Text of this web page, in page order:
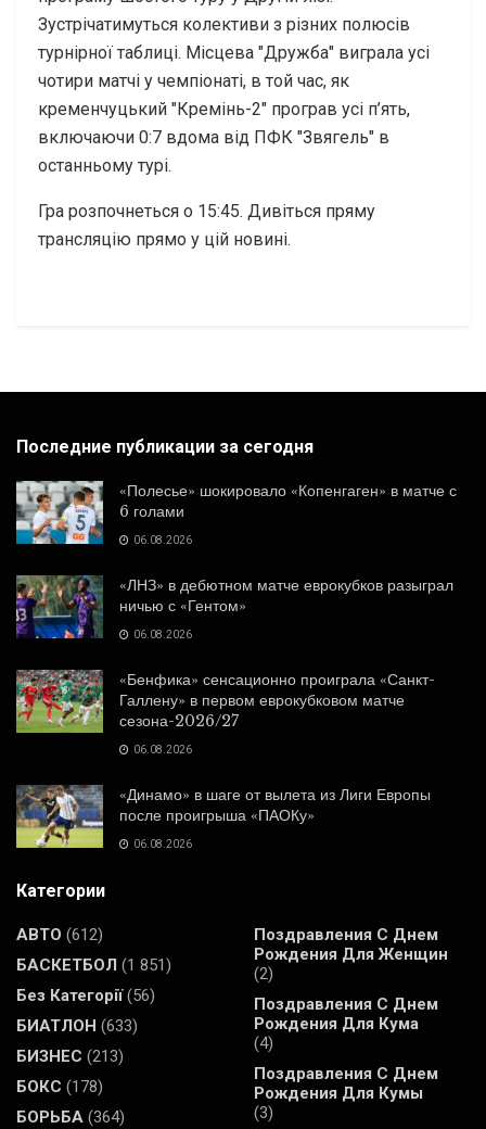
Зустрічатимуться колективи з різних полюсів
турнірної таблиці. Місцева "Дружба" виграла усі
чотири матчі у чемпіонаті, в той час, як
кременчуцький "Кремінь-2" програв усі п’ять,
включаючи 0:7 вдома від ПФК "Звягель" в
останньому турі.
Гра розпочнеться о 15:45. Дивіться пряму
трансляцію прямо у цій новині.
Последние публикации за сегодня
«Полесье» шокировало «Копенгаген» в матче с
6 голами
06.08.2026
«ЛНЗ» в дебютном матче еврокубков разыграл
ничью с «Гентом»
06.08.2026
«Бенфика» сенсационно проиграла «Санкт-
Галлену» в первом еврокубковом матче
сезона-2026/27
06.08.2026
«Динамо» в шаге от вылета из Лиги Европы
после проигрыша «ПАОКу»
06.08.2026
Категории
АВТО (612)
БАСКЕТБОЛ (1 851)
Без Категорії(56)
БИАТЛОН (633)
БИЗНЕС (213)
БОКС (178)
БОРЬБА (364)
Поздравления С Днем
Рождения Для Женщин
(2)
Поздравления С Днем
Рождения Для Кума
(4)
Поздравления С Днем
Рождения Для Кумы
(3)